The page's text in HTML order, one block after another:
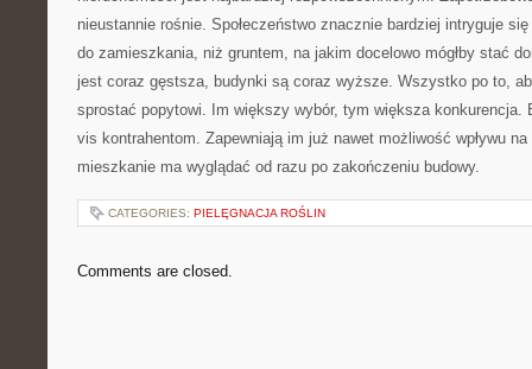
nieustannie rośnie. Społeczeństwo znacznie bardziej intryguje
do zamieszkania, niż gruntem, na jakim docelowo mógłby stać
jest coraz gęstsza, budynki są coraz wyższe. Wszystko po to,
sprostać popytowi. Im większy wybór, tym większa konkurencja.
vis kontrahentom. Zapewniają im już nawet możliwość wpływu
mieszkanie ma wyglądać od razu po zakończeniu budowy.
CATEGORIES: PIELĘGNACJA ROŚLIN
Comments are closed.